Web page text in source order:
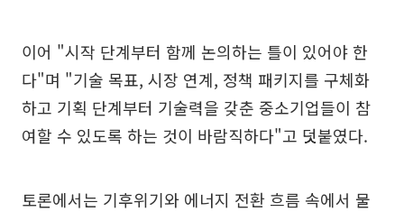
이어 "시작 단계부터 함께 논의하는 틀이 있어야 한
다"며 "기술 목표, 시장 연계, 정책 패키지를 구체화
하고 기획 단계부터 기술력을 갖춘 중소기업들이 참
여할 수 있도록 하는 것이 바람직하다"고 덧붙였다.
토론에서는 기후위기와 에너지 전환 흐름 속에서 물